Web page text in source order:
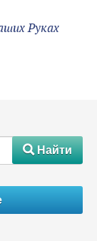
Руках
#Найти